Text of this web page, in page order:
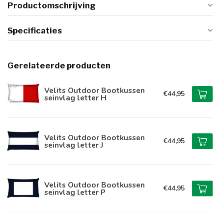
Productomschrijving
Specificaties
Gerelateerde producten
Velits Outdoor Bootkussen
seinvlag letter H €44,95
Velits Outdoor Bootkussen
seinvlag letter J €44,95
Velits Outdoor Bootkussen
seinvlag letter P €44,95